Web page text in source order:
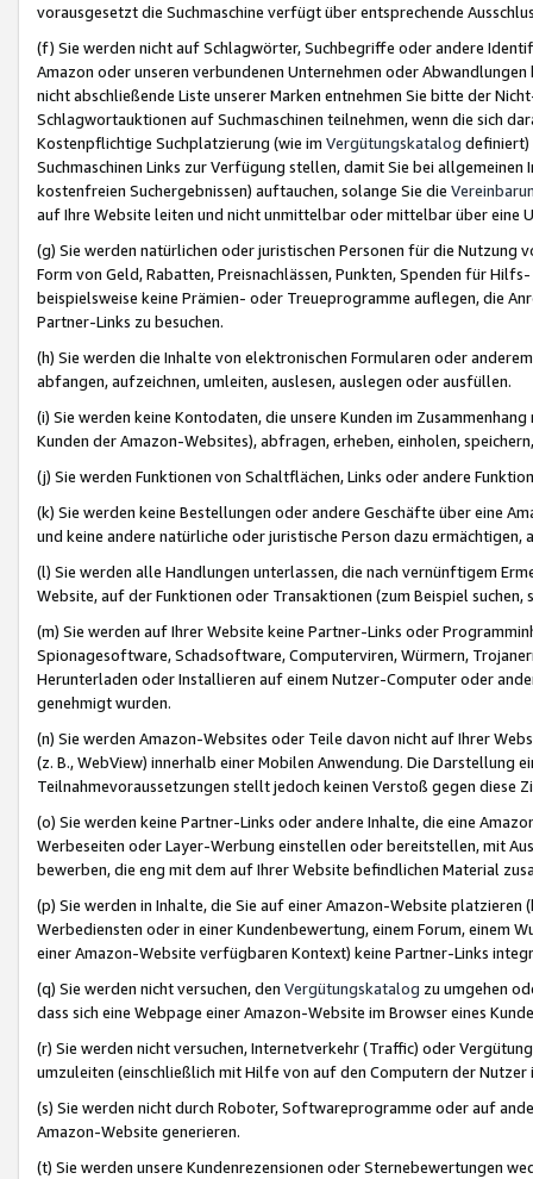
vorausgesetzt die Suchmaschine verfügt über entsprechende
(f) Sie werden nicht auf Schlagwörter, Suchbegriffe oder andere
Amazon oder unseren verbundenen Unternehmen oder
nicht abschließende Liste unserer Marken entnehmen Sie bitte der
Schlagwortauktionen auf Suchmaschinen teilnehmen, wenn die sich
Kostenpflichtige Suchplatzierung (wie im Vergütungskatalog definiert)
Suchmaschinen Links zur Verfügung stellen, damit Sie bei
kostenfreien Suchergebnissen) auftauchen, solange Sie die
auf Ihre Website leiten und nicht unmittelbar oder mittelbar über eine
(g) Sie werden natürlichen oder juristischen Personen für die Nutzung
Form von Geld, Rabatten, Preisnachlässen, Punkten, Spenden für
beispielsweise keine Prämien- oder Treueprogramme auflegen, die
Partner-Links zu besuchen.
(h) Sie werden die Inhalte von elektronischen Formularen oder
abfangen, aufzeichnen, umleiten, auslesen, auslegen oder ausfüllen.
(i) Sie werden keine Kontodaten, die unsere Kunden im
Kunden der Amazon-Websites), abfragen, erheben, einholen,
(j) Sie werden Funktionen von Schaltflächen, Links oder andere
(k) Sie werden keine Bestellungen oder andere Geschäfte über eine
und keine andere natürliche oder juristische Person dazu
(l) Sie werden alle Handlungen unterlassen, die nach vernünftigem
Website, auf der Funktionen oder Transaktionen (zum Beispiel
(m) Sie werden auf Ihrer Website keine Partner-Links oder
Spionagesoftware, Schadsoftware, Computerviren, Würmern,
Herunterladen oder Installieren auf einem Nutzer-Computer oder
genehmigt wurden.
(n) Sie werden Amazon-Websites oder Teile davon nicht auf Ihrer
(z. B., WebView) innerhalb einer Mobilen Anwendung. Die Darstellung
Teilnahmevoraussetzungen stellt jedoch keinen Verstoß gegen diese
(o) Sie werden keine Partner-Links oder andere Inhalte, die eine
Werbeseiten oder Layer-Werbung einstellen oder bereitstellen, mit
bewerben, die eng mit dem auf Ihrer Website befindlichen Material
(p) Sie werden in Inhalte, die Sie auf einer Amazon-Website
Werbediensten oder in einer Kundenbewertung, einem Forum, einem
einer Amazon-Website verfügbaren Kontext) keine Partner-Links
(q) Sie werden nicht versuchen, den Vergütungskatalog zu umgehen
dass sich eine Webpage einer Amazon-Website im Browser eines
(r) Sie werden nicht versuchen, Internetverkehr (Traffic) oder
umzuleiten (einschließlich mit Hilfe von auf den Computern der
(s) Sie werden nicht durch Roboter, Softwareprogramme oder auf
Amazon-Website generieren.
(t) Sie werden unsere Kundenrezensionen oder Sternebewertungen